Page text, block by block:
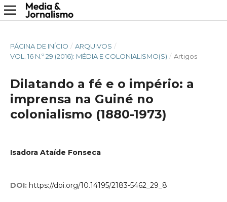
PÁGINA DE INÍCIO / ARQUIVOS /
VOL. 16 N.º 29 (2016): MÉDIA E COLONIALISMO(S) / Artigos
Dilatando a fé e o império: a
imprensa na Guiné no
colonialismo (1880-1973)
Isadora Ataíde Fonseca
DOI: https://doi.org/10.14195/2183-5462_29_8